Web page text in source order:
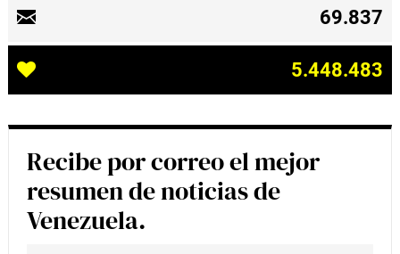
69.837
5.448.483
Recibe por correo el mejor
resumen de noticias de
Venezuela.